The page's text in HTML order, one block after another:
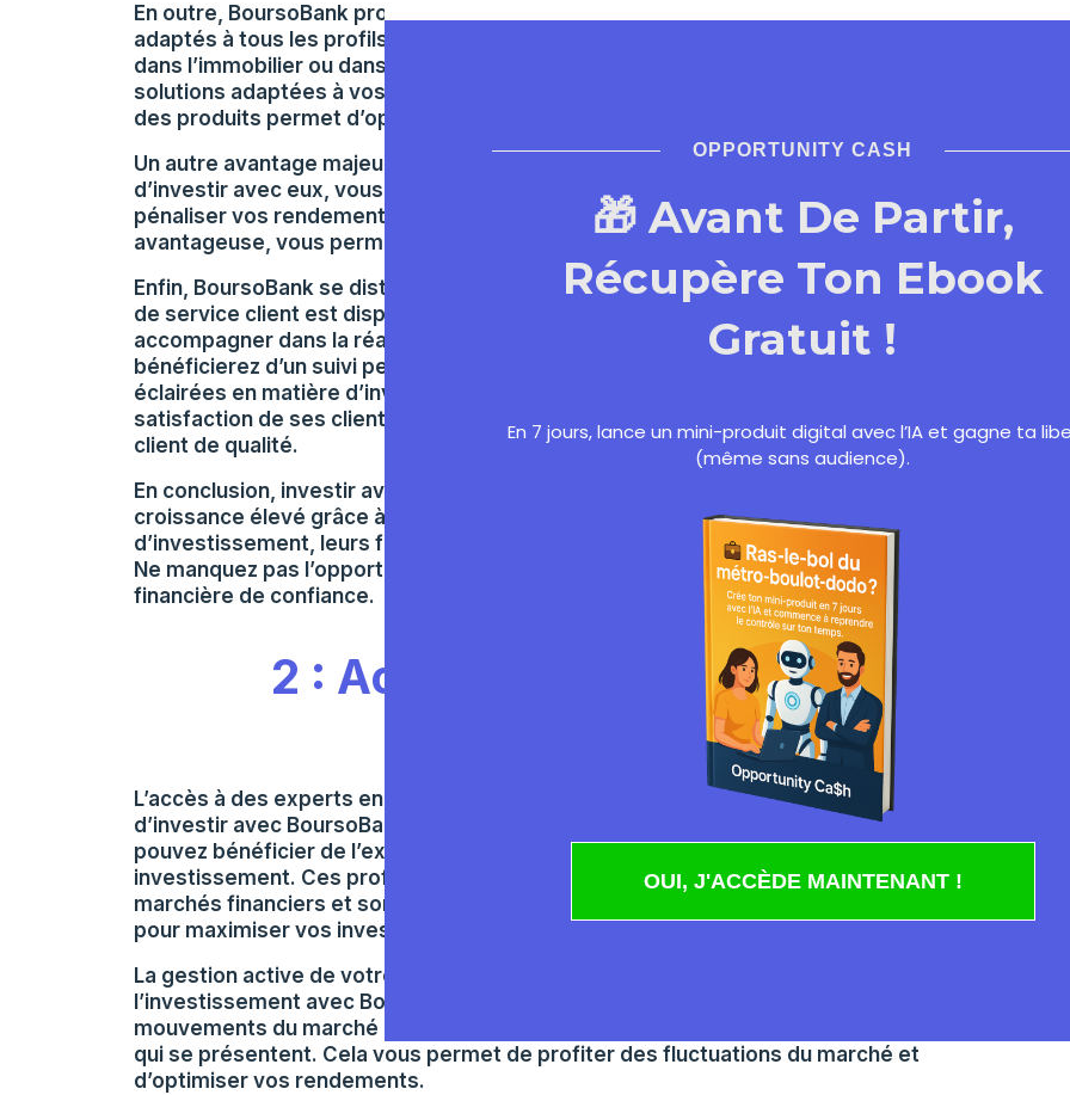
En outre, BoursoBank propose une large gamme de produits d’investissement,
adaptés à tous les profils d’investisseurs. Que vous souhaitiez investir en bourse,
dans l’immobilier ou dans d’autres actifs, vous trouverez chez BoursoBank des
solutions adaptées à vos besoins et à vos objectifs financiers. Leur diversification
des produits permet d’optimiser vos investissements et de réduire les risques.
Un autre avantage majeur de BoursoBank est ses frais compétitifs. En choisissant
d’investir avec eux, vous n’aurez pas à vous soucier de frais excessifs qui pourraient
pénaliser vos rendements. BoursoBank propose une tarification transparente et
avantageuse, vous permettant ainsi de maximiser vos profits.
Enfin, BoursoBank se distingue par son service client réactif et personnalisé. L’équipe
de service client est disponible pour répondre à toutes vos questions et vous
accompagner dans la réalisation de vos objectifs d’investissement. Vous
bénéficierez d’un suivi personnalisé, ce qui vous permettra de prendre des décisions
éclairées en matière d’investissement. BoursoBank met un point d’honneur à la
satisfaction de ses clients, et cela se reflète dans leur engagement envers un service
client de qualité.
En conclusion, investir avec BoursoBank dès maintenant offre un potentiel de
croissance élevé grâce à leur expertise, leur large gamme de produits
d’investissement, leurs frais compétitifs et leur service client réactif et personnalisé.
Ne manquez pas l’opportunité de faire fructifier votre argent avec une institution
financière de confiance.
2 : Accès à des experts en
investissement
L’accès à des experts en investissement est l’une des raisons convaincantes
d’investir avec BoursoBank dès maintenant. En choisissant cette plateforme, vous
pouvez bénéficier de l’expertise spécialisée de leur équipe d’experts en
investissement. Ces professionnels possèdent une connaissance approfondie des
marchés financiers et sont en mesure de vous fournir des conseils personnalisés
pour maximiser vos investissements.
La gestion active de votre portefeuille est un autre avantage majeur de
l’investissement avec BoursoBank. Leurs experts surveillent en permanence les
mouvements du marché et effectuent des ajustements en fonction des opportunités
qui se présentent. Cela vous permet de profiter des fluctuations du marché et
d’optimiser vos rendements.
OPPORTUNITY CASH
🎁 Avant De Partir,
Récupère Ton Ebook
Gratuit !
En 7 jours, lance un mini-produit digital avec l’IA et gagne ta
(même sans audience).
OUI, J'ACCÈDE MAINTENANT !